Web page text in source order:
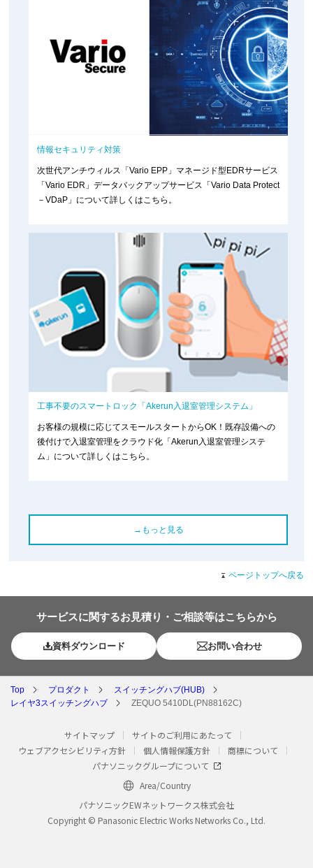
情報セキュリティ対策
次世代アンチウィルス「Vario EPP」マネージド型EDRサービス
「Vario EDR」データバックアップサービス「Vario Data Protect
－VDaP」について詳しくはこちら。
工事不要のスマートロック「Akerun入退室管理システム」
お客様の規模に応じてスモールスタートからOK！既存設備への
後付けで入退室管理をクラウド化「Akerun入退室管理システ
ム」について詳しくはこちら。
→もっと見る
ページトップへ戻る
サービスに関するお見積り・ご相談等はこちらから
資料ダウンロード お問い合わせ
Top プロダクト
スイッチングハブ(HUB)
レイヤ3スイッチングハブ
ZEQUO 5410DL(PN88162C)
サイトマップ
サイトのご利用にあたって
ウェブアクセシビリティ方針
個人情報保護方針
商標について
パナソニックグループについて
Area/Country
パナソニックEWネットワークス株式会社
Copyright © Panasonic Electric Works Networks Co., Ltd.